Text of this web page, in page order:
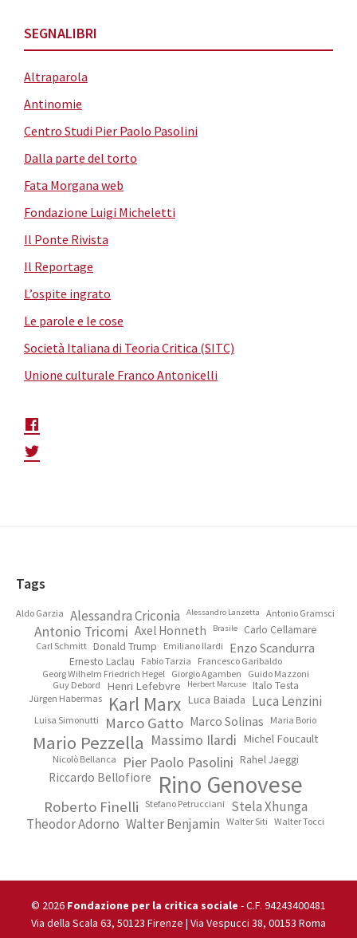
SEGNALIBRI
Altraparola
Antinomie
Centro Studi Pier Paolo Pasolini
Dalla parte del torto
Fata Morgana web
Fondazione Luigi Micheletti
Il Ponte Rivista
Il Reportage
L’ospite ingrato
Le parole e le cose
Società Italiana di Teoria Critica (SITC)
Unione culturale Franco Antonicelli
Footer
Tags
Aldo Garzia Alessandra Criconia Alessandro Lanzetta Antonio Gramsci
Antonio Tricomi Axel Honneth Brasile Carlo Cellamare
Carl Schmitt Donald Trump Emiliano Ilardi Enzo Scandurra
Ernesto Laclau Fabio Tarzia
Francesco Garibaldo
Georg Wilhelm Friedrich Hegel
Giorgio Agamben
Guido Mazzoni
Guy Debord
Henri Lefebvre Herbert Marcuse Italo Testa
Jürgen Habermas Karl Marx Luca Baiada Luca Lenzini
Luisa Simonutti Marco Gatto Marco Solinas Maria Borio
Mario Pezzella Massimo Ilardi Michel Foucault
Nicolò Bellanca Pier Paolo Pasolini Rahel Jaeggi
Riccardo Bellofiore Rino Genovese
Roberto Finelli Stefano Petrucciani
Stela Xhunga
Theodor Adorno Walter Benjamin Walter Siti Walter Tocci
© 2026 Fondazione per la critica sociale - C.F. 94243400481
Via della Scala 63, 50123 Firenze | Via Vespucci 38, 00153 Roma